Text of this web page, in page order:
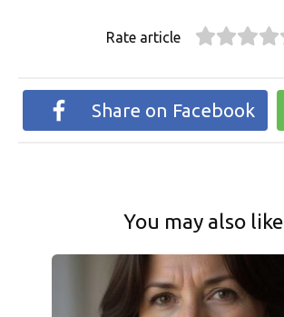
Rate article
Share on Facebook
You may also like